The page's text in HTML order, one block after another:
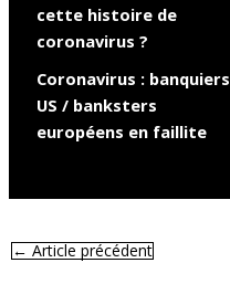
cette histoire de
coronavirus ?
Coronavirus : banquiers
US / banksters
européens en faillite
← Article précédent